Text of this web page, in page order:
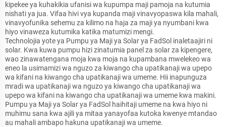
kipekee ya kuhakikia ufanisi wa kupumpa maji pamoja na kutumia
nishati ya jua. Vifaa hivi vya kupanda maji vinavyopaswa kila mahali,
vinavyofunika sehemu za kilimo na haja za maji ya nyumbani kwa
hiyo vinaweza kutumika katika matumizi mengi.
Technolojia yote ya Pumpu ya Maji ya Solar ya FadSol inaletaajiri ni
solar. Kwa kuwa pumpu hizi zinatumia panel za solar za kipengere,
wao zinawatengana moja kwa moja na kupambana mwelekeo wa
eneo la usimamizi wa nguzo za kiwango cha upatikanaji wa upepo
wa kifani na kiwango cha upatikanaji wa umeme. Hii inapunguza
mradi wa upatikanaji wa nguzo ya kiwango cha upatikanaji wa
upepo wa kifani na kiwango cha upatikanaji wa umeme kwa makini.
Pumpu ya Maji ya Solar ya FadSol haihitaji umeme na kwa hiyo ni
muhimu sana kwa ajili ya mitaa yanayofaa kutoka kwenye mtandao
au mahali ambapo hakuna upatikanaji wa umeme.